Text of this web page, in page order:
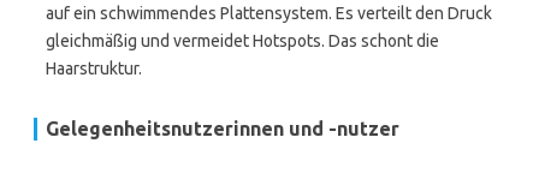
auf ein schwimmendes Plattensystem. Es verteilt den Druck
gleichmäßig und vermeidet Hotspots. Das schont die
Haarstruktur.
Gelegenheitsnutzerinnen und -nutzer